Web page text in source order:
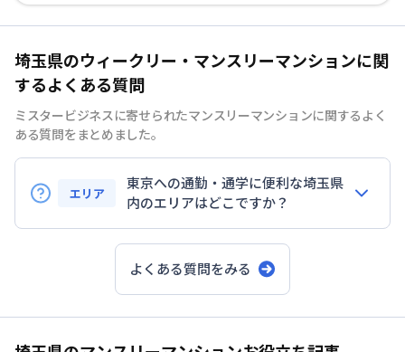
埼玉県のウィークリー・マンスリーマンションに関
するよくある質問
ミスタービジネスに寄せられたマンスリーマンションに関するよく
ある質問をまとめました。
エリア
東京への通勤・通学に便利な埼玉県
内のエリアはどこですか？
大宮・浦和エリア：JR京浜東北線や上野東京ラ
インで、東京・品川方面へ直通アクセスが可
よくある質問をみる